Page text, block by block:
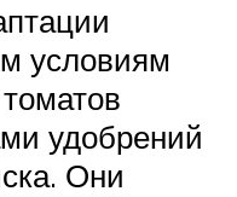
условиям
удобрений
Они